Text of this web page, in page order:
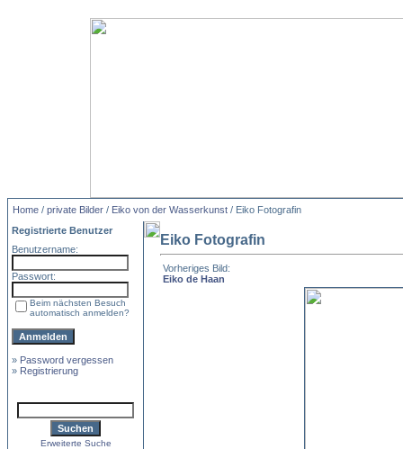
Home / private Bilder / Eiko von der Wasserkunst / Eiko Fotografin
Registrierte Benutzer
Benutzername:
Passwort:
Beim nächsten Besuch
automatisch anmelden?
» Password vergessen
» Registrierung
Erweiterte Suche
Eiko Fotografin
Vorheriges Bild:
Eiko de Haan